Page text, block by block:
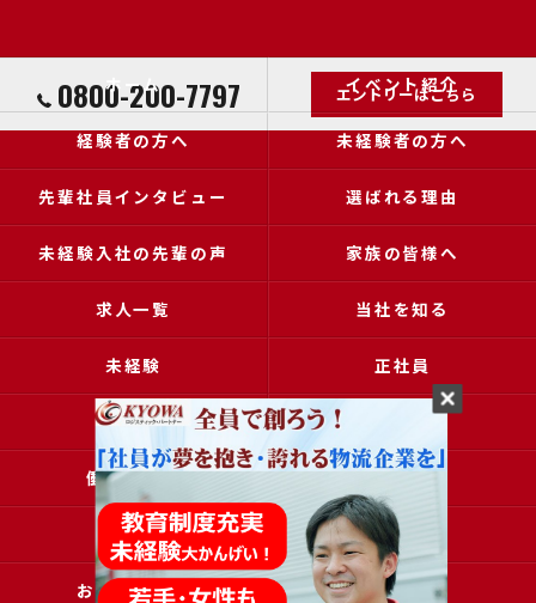
0800-200-7797 エントリーはこちら
ホーム イベント紹介
経験者の方へ 未経験者の方へ
先輩社員インタビュー 選ばれる理由
未経験入社の先輩の声 家族の皆様へ
求人一覧 当社を知る
未経験 正社員
高収入
働きやすい アクセス
ブログ コラム
お問い合わせ 採用申込